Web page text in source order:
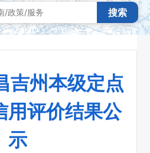
搜索
吉州本级定点
用评价结果公
示